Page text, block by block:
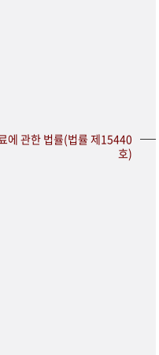
에 관한 법률(법률 제15440
호)